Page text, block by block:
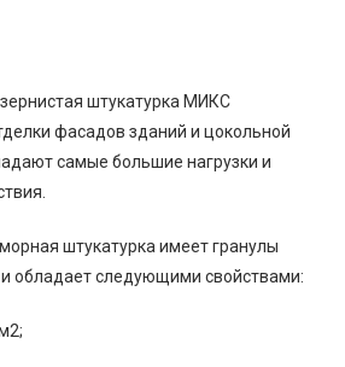
штукатурка МИКС
фасадов зданий и цокольной
самые большие нагрузки и
штукатурка имеет гранулы
обладает следующими свойствами: